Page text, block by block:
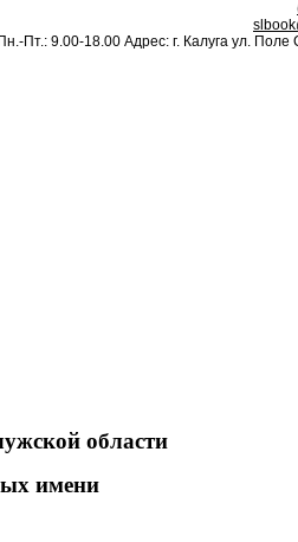
Пн.-Пт.: 9.00-18.00 Адрес: г. Калуга ул.
области
имени